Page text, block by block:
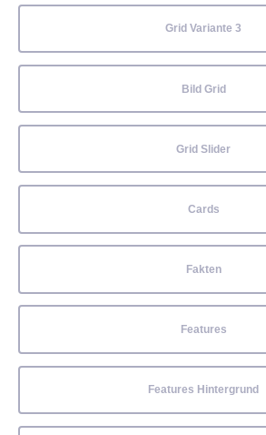
Grid Variante 3
Bild Grid
Grid Slider
Cards
Fakten
Features
Features Hintergrund